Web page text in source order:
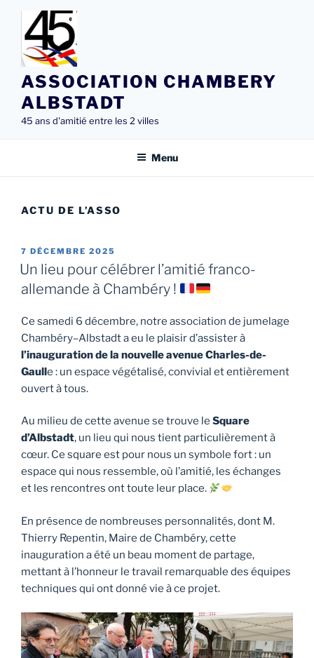
Aller
contenu
principal
ASSOCIATION CHAMBERY
ALBSTADT
45 ans d'amitié entre les 2 villes
Menu
ACTU DE L’ASSO
PUBLIÉ
LE
7 DÉCEMBRE 2025
Un lieu pour célébrer l’amitié franco-
allemande à Chambéry !
Ce samedi 6 décembre, notre association de jumelage
Chambéry–Albstadt a eu le plaisir d’assister à
l’inauguration de la nouvelle avenue Charles-de-
Gaulle : un espace végétalisé, convivial et entièrement
ouvert à tous.
Au milieu de cette avenue se trouve le Square
d’Albstadt, un lieu qui nous tient particulièrement à
cœur. Ce square est pour nous un symbole fort : un
espace qui nous ressemble, où l’amitié, les échanges
et les rencontres ont toute leur place.
En présence de nombreuses personnalités, dont M.
Thierry Repentin, Maire de Chambéry, cette
inauguration a été un beau moment de partage,
mettant à l’honneur le travail remarquable des équipes
techniques qui ont donné vie à ce projet.